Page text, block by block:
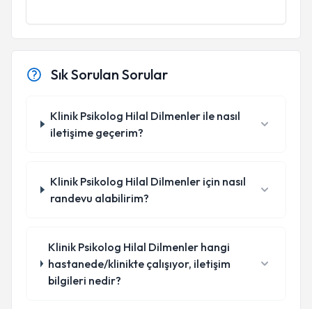
Sık Sorulan Sorular
Klinik Psikolog Hilal Dilmenler ile nasıl
iletişime geçerim?
Klinik Psikolog Hilal Dilmenler için nasıl
randevu alabilirim?
Klinik Psikolog Hilal Dilmenler hangi
hastanede/klinikte çalışıyor, iletişim
bilgileri nedir?